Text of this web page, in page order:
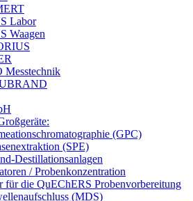
Labor
Waagen
Messtechnik
(GPC)
(SPE)
Destillationsanlagen
/ Probenkonzentration
für die QuEChERS Probenvorbereitung
(MDS)